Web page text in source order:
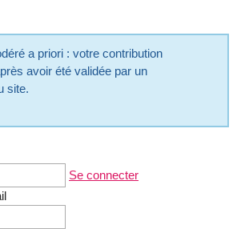
a priori : votre contribution
avoir été validée par un
site.
Se connecter